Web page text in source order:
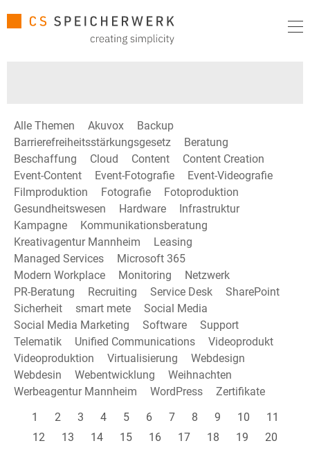
Alle Themen Akuvox
Backup
Barrierefreiheitsstärkungsgesetz
Beratung
Beschaffung
Cloud Content
Content Creation
Event-Content
Event-Fotografie
Event-Videografie
Filmproduktion
Fotografie
Fotoproduktion
Gesundheitswesen
Hardware
Infrastruktur
Kampagne
Kommunikationsberatung
Kreativagentur Mannheim
Leasing
Managed Services
Microsoft 365
Modern Workplace
Monitoring
Netzwerk
PR-Beratung
Recruiting Service Desk
SharePoint
Sicherheit
smart mete
Social Media
Social Media Marketing
Software
Support
Telematik
Unified Communications
Videoprodukt
Videoproduktion
Virtualisierung
Webdesign
Webdesin
Webentwicklung
Weihnachten
Werbeagentur Mannheim
WordPress
Zertifikate
1
2 3 4 5 6 7 8 9 10
11
12
13 14 15 16 17 18 19
20